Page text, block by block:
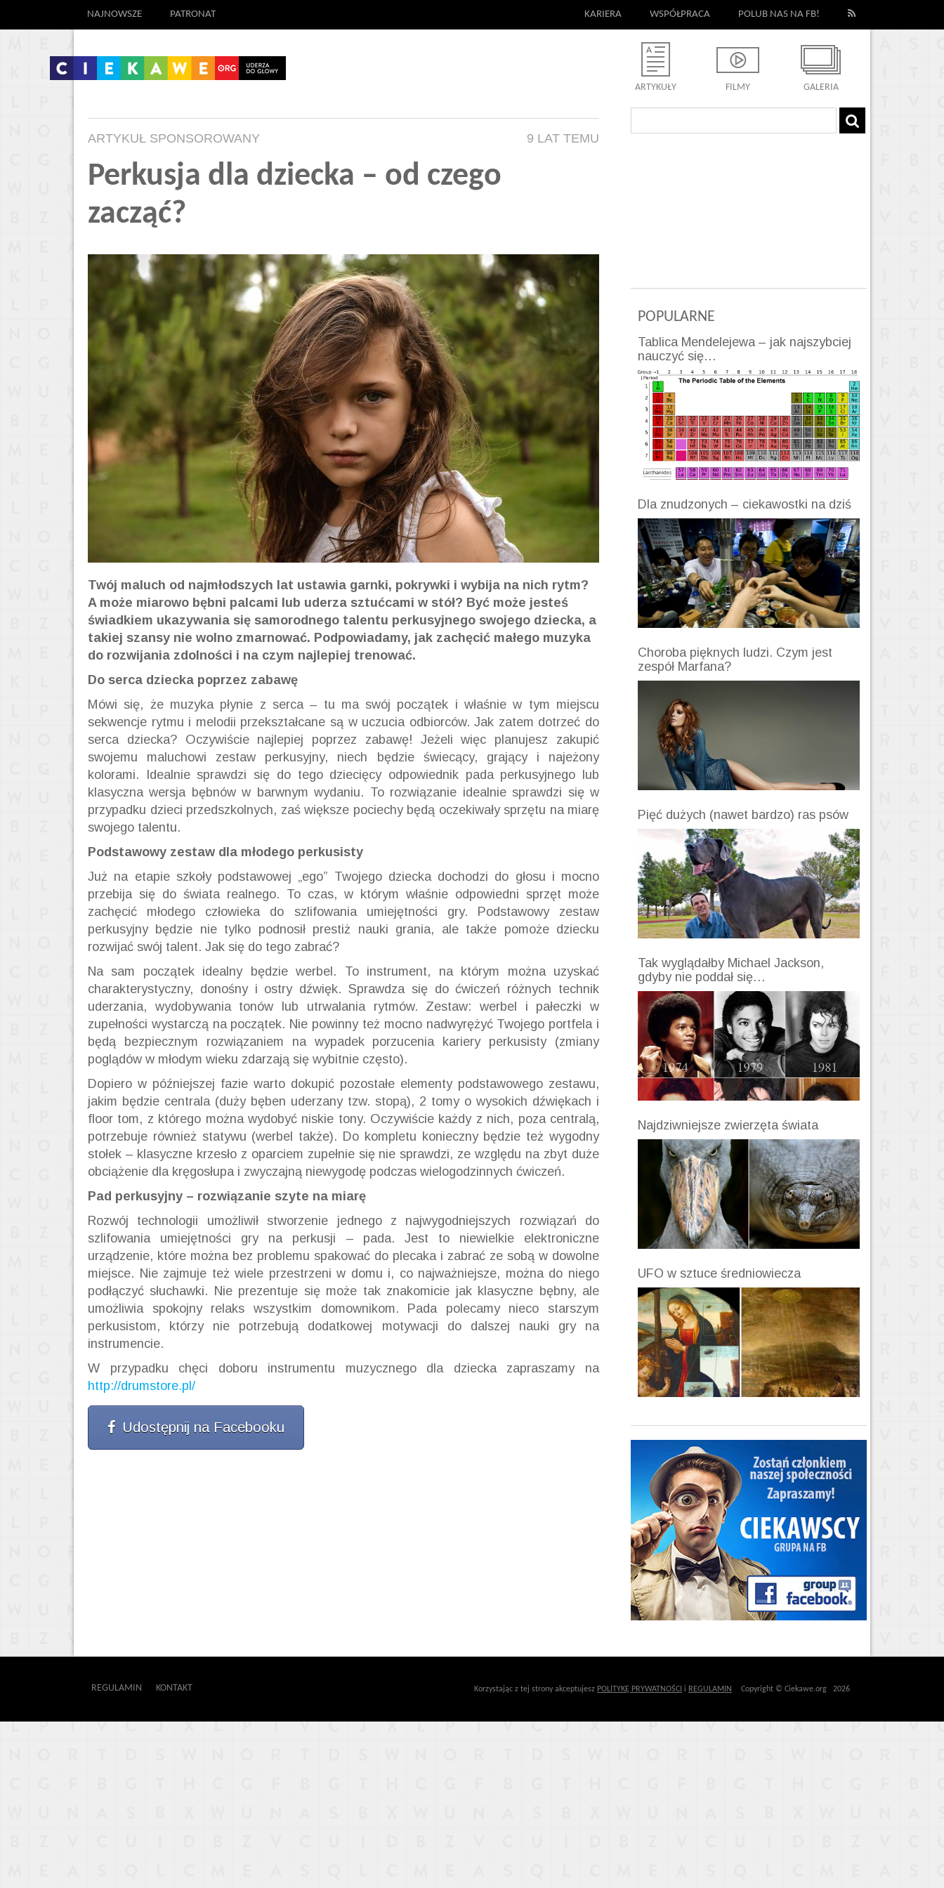
NAJNOWSZE PATRONAT KARIERA WSPÓŁPRACA POLUB NAS NA FB!
ARTYKUŁY FILMY GALERIA
ARTYKUŁ SPONSOROWANY 9 LAT TEMU
Perkusja dla dziecka – od czego
zacząć?
Twój maluch od najmłodszych lat ustawia garnki, pokrywki i wybija na nich rytm?
A może miarowo bębni palcami lub uderza sztućcami w stół? Być może jesteś
świadkiem ukazywania się samorodnego talentu perkusyjnego swojego dziecka, a
takiej szansy nie wolno zmarnować. Podpowiadamy, jak zachęcić małego muzyka
do rozwijania zdolności i na czym najlepiej trenować.
Do serca dziecka poprzez zabawę
Mówi się, że muzyka płynie z serca – tu ma swój początek i właśnie w tym miejscu
sekwencje rytmu i melodii przekształcane są w uczucia odbiorców. Jak zatem dotrzeć do
serca dziecka? Oczywiście najlepiej poprzez zabawę! Jeżeli więc planujesz zakupić
swojemu maluchowi zestaw perkusyjny, niech będzie świecący, grający i najeżony
kolorami. Idealnie sprawdzi się do tego dziecięcy odpowiednik pada perkusyjnego lub
klasyczna wersja bębnów w barwnym wydaniu. To rozwiązanie idealnie sprawdzi się w
przypadku dzieci przedszkolnych, zaś większe pociechy będą oczekiwały sprzętu na miarę
swojego talentu.
Podstawowy zestaw dla młodego perkusisty
Już na etapie szkoły podstawowej „ego” Twojego dziecka dochodzi do głosu i mocno
przebija się do świata realnego. To czas, w którym właśnie odpowiedni sprzęt może
zachęcić młodego człowieka do szlifowania umiejętności gry. Podstawowy zestaw
perkusyjny będzie nie tylko podnosił prestiż nauki grania, ale także pomoże dziecku
rozwijać swój talent. Jak się do tego zabrać?
Na sam początek idealny będzie werbel. To instrument, na którym można uzyskać
charakterystyczny, donośny i ostry dźwięk. Sprawdza się do ćwiczeń różnych technik
uderzania, wydobywania tonów lub utrwalania rytmów. Zestaw: werbel i pałeczki w
zupełności wystarczą na początek. Nie powinny też mocno nadwyrężyć Twojego portfela i
będą bezpiecznym rozwiązaniem na wypadek porzucenia kariery perkusisty (zmiany
poglądów w młodym wieku zdarzają się wybitnie często).
Dopiero w późniejszej fazie warto dokupić pozostałe elementy podstawowego zestawu,
jakim będzie centrala (duży bęben uderzany tzw. stopą), 2 tomy o wysokich dźwiękach i
floor tom, z którego można wydobyć niskie tony. Oczywiście każdy z nich, poza centralą,
potrzebuje również statywu (werbel także). Do kompletu konieczny będzie też wygodny
stołek – klasyczne krzesło z oparciem zupełnie się nie sprawdzi, ze względu na zbyt duże
obciążenie dla kręgosłupa i zwyczajną niewygodę podczas wielogodzinnych ćwiczeń.
Pad perkusyjny – rozwiązanie szyte na miarę
Rozwój technologii umożliwił stworzenie jednego z najwygodniejszych rozwiązań do
szlifowania umiejętności gry na perkusji – pada. Jest to niewielkie elektroniczne
urządzenie, które można bez problemu spakować do plecaka i zabrać ze sobą w dowolne
miejsce. Nie zajmuje też wiele przestrzeni w domu i, co najważniejsze, można do niego
podłączyć słuchawki. Nie prezentuje się może tak znakomicie jak klasyczne bębny, ale
umożliwia spokojny relaks wszystkim domownikom. Pada polecamy nieco starszym
perkusistom, którzy nie potrzebują dodatkowej motywacji do dalszej nauki gry na
instrumencie.
W przypadku chęci doboru instrumentu muzycznego dla dziecka zapraszamy na
http://drumstore.pl/
Udostępnij na Facebooku
POPULARNE
Tablica Mendelejewa – jak najszybciej
nauczyć się…
Dla znudzonych – ciekawostki na dziś
Choroba pięknych ludzi. Czym jest
zespół Marfana?
Pięć dużych (nawet bardzo) ras psów
Tak wyglądałby Michael Jackson,
gdyby nie poddał się…
Najdziwniejsze zwierzęta świata
UFO w sztuce średniowiecza
REGULAMIN KONTAKT Korzystając z tej strony akceptujesz POLITYKĘ PRYWATNOŚCI i REGULAMIN Copyright © Ciekawe.org 2026